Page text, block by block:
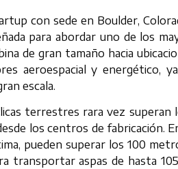
con sede en Boulder,
para abordar uno de los
de gran tamaño hacia
aeroespacial y energético,
escala.
terrestres rara vez
los centros de fabricación.
pueden superar los 100
transportar aspas de hasta